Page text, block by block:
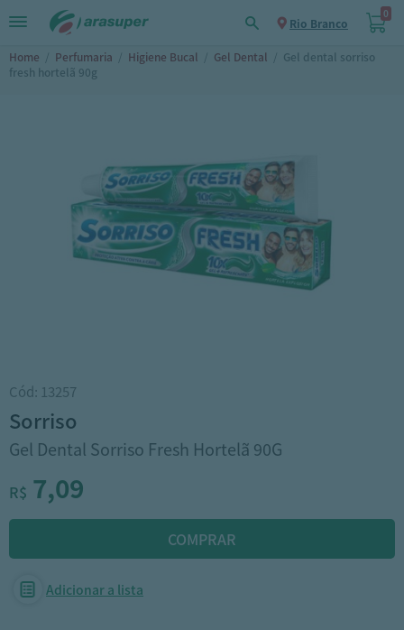
Rio Branco
0
Home / Perfumaria / Higiene Bucal / Gel Dental / Gel dental sorriso
fresh hortelã 90g
Cód: 13257
sorriso
Gel Dental Sorriso Fresh Hortelã 90G
R$ 7,09
Adicionar a lista